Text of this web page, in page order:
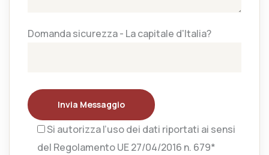
Domanda sicurezza - La capitale d'Italia?
Invia Messaggio
Si autorizza l’uso dei dati riportati ai sensi
del Regolamento UE 27/04/2016 n. 679*